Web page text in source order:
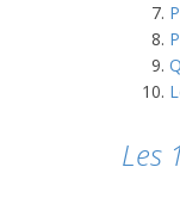
Les